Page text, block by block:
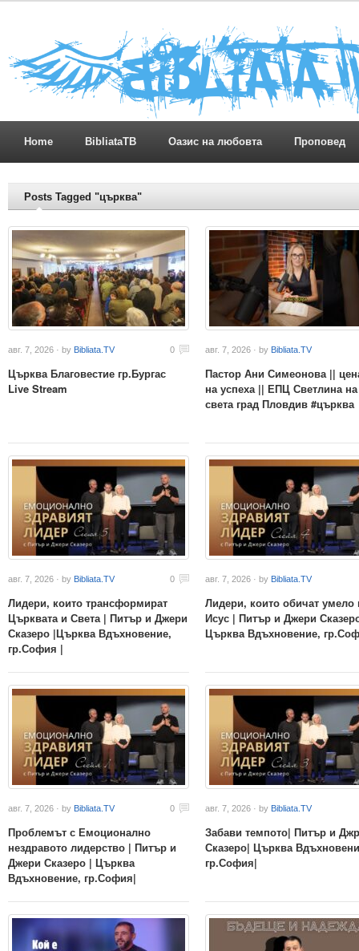
Home BibliataTB Оазис на любовта Проповед
Posts Tagged "църква"
авг. 7, 2026 · by Bibliata.TV 0
Църква Благовестие гр.Бургас
Live Stream
авг. 7, 2026 · by Bibliata.TV
Пастор Ани Симеонова ||
на успеха || ЕПЦ Светлина на
света град Пловдив #църква
авг. 7, 2026 · by Bibliata.TV 0
Лидери, които трансформират
Църквата и Света | Питър и Джери
Сказеро |Църква Вдъхновение,
гр.София |
авг. 7, 2026 · by Bibliata.TV
Лидери, които обичат умело
Исус | Питър и Джери
Църква Вдъхновение,
авг. 7, 2026 · by Bibliata.TV 0
Проблемът с Емоционално
нездравото лидерство | Питър и
Джери Сказеро | Църква
Вдъхновение, гр.София|
авг. 7, 2026 · by Bibliata.TV
Забави темпото| Питър и
Сказеро| Църква
гр.София|